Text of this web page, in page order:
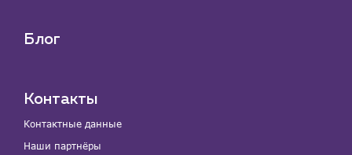
Блог
Контакты
Контактные данные
Наши партнёры